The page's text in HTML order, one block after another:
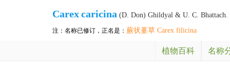
Carexcaricina (D. Don) Ghildyal & U. C. Bhattach.
注：名称已修订，正名是： 蕨状薹草 Carex filicina
植物百科 名称